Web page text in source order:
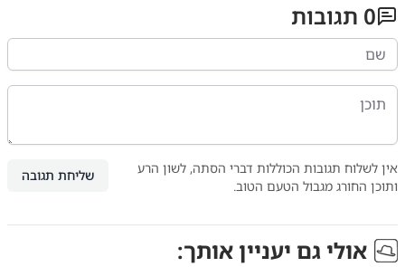
0 תגובות
אין לשלוח תגובות הכוללות דברי הסתה, לשון הרע
ותוכן החורג מגבול הטעם הטוב.
שליחת תגובה
אולי גם יעניין אותך: